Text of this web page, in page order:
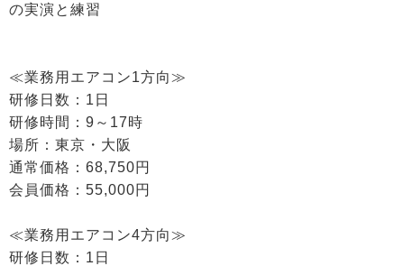
の実演と練習
≪業務用エアコン1方向≫
研修日数：1日
研修時間：9～17時
場所：東京・大阪
通常価格：68,750円
会員価格：55,000円
≪業務用エアコン4方向≫
研修日数：1日